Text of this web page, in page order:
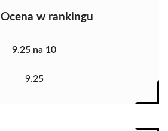
Ocena w rankingu
9.25 na 10
9.25